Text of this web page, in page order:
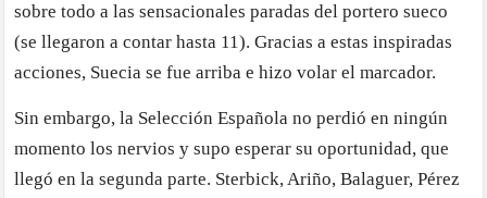
sobre todo a las sensacionales paradas del portero sueco
(se llegaron a contar hasta 11). Gracias a estas inspiradas
acciones, Suecia se fue arriba e hizo volar el marcador.
Sin embargo, la Selección Española no perdió en ningún
momento los nervios y supo esperar su oportunidad, que
llegó en la segunda parte. Sterbick, Ariño, Balaguer, Pérez